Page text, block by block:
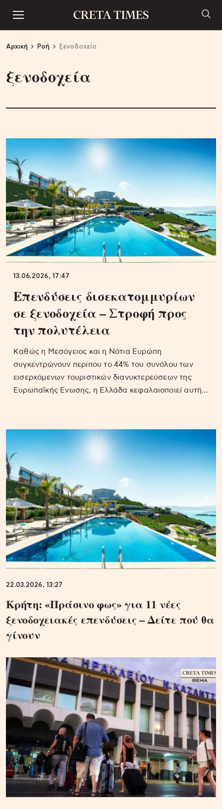
Αρχική Ροή ξενοδοχεία
ξενοδοχεία
13.06.2026, 17:47
Επενδύσεις δισεκατομμυρίων
σε ξενοδοχεία – Στροφή προς
την πολυτέλεια
Καθώς η Μεσόγειος και η Νότια Ευρώπη
συγκεντρώνουν περίπου το 44% του συνόλου των
εισερχόμενων τουριστικών διανυκτερεύσεων της
Ευρωπαϊκής Ενωσης, η Ελλάδα κεφαλαιοποιεί αυτή…
22.03.2026, 13:27
Κρήτη: «Πράσινο φως» για 11 νέες
ξενοδοχειακές επενδύσεις – Δείτε πού θα
γίνουν